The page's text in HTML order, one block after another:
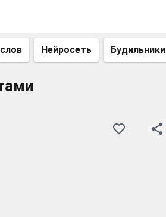
Нейросеть Будильники